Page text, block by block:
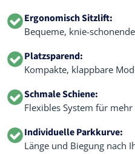
Ergonomisch Sitzlift:
Bequeme, knie-
Platzsparend:
Kompakte, klappbare
Schmale Schiene:
Flexibles System für
Individuelle Parkkurve:
Länge und Biegung nach